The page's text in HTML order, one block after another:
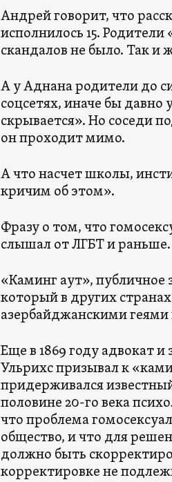
Андрей говорит, что
исполнилось 15.
скандалов не было. Так и
А у Аднана родители до
соцсетях, иначе бы
скрывается». Но соседи
он проходит мимо.
А что насчет школы,
кричим об этом».
Фразу о том, что
слышал от ЛГБТ и раньше.
«Каминг аут», публичное
который в других
азербайджанскими геями
Еще в 1869 году адвокат
Ульрихс призывал к
придерживался
половине 20-го века
что проблема
общество, и что для
должно быть
корректировке не